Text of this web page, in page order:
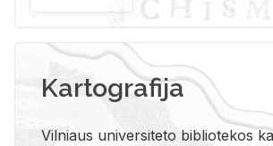
Kartografija
Vil­niaus uni­ver­si­te­to bi­b­lio­te­kos